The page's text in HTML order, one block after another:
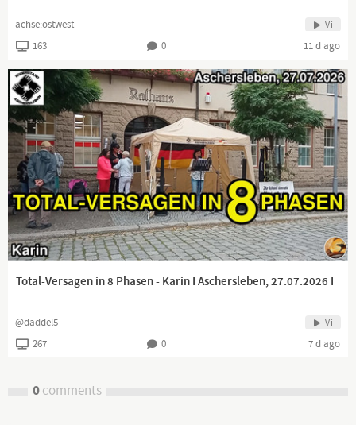
achse:ostwest Vi
163 0 11 d ago
Total-Versagen in 8 Phasen - Karin I Aschersleben, 27.07.2026 I
@daddel5 Vi
267 0 7 d ago
0comments